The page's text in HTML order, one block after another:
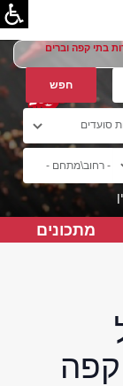
בתי קפה וברים
מתכונים